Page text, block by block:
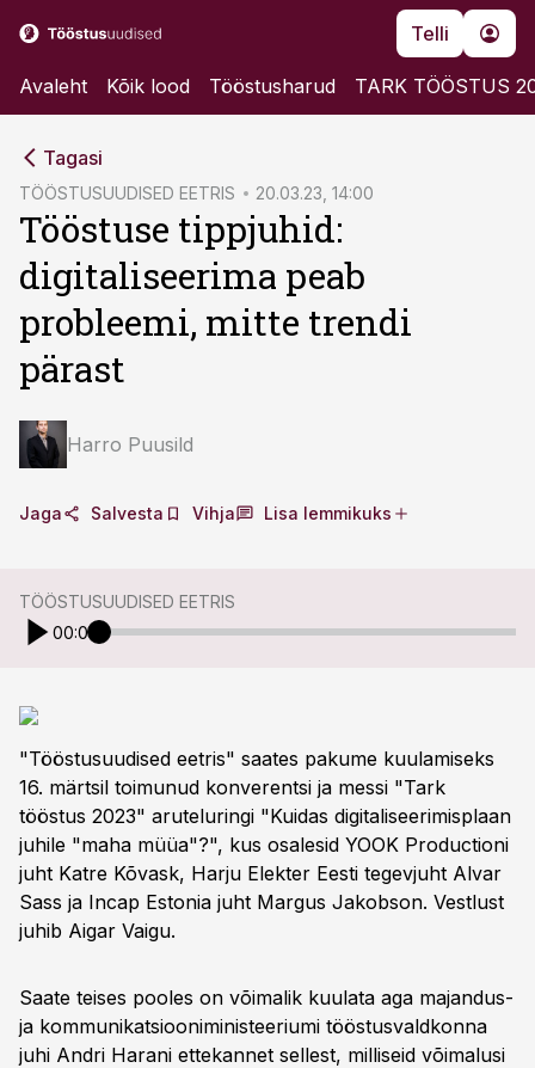
Telli
Avaleht Kõik lood Tööstusharud TARK TÖÖSTUS
Tagasi
TÖÖSTUSUUDISED EETRIS 20.03.23, 14:00
Tööstuse tippjuhid:
digitaliseerima peab
probleemi, mitte trendi
pärast
Harro Puusild
Jaga Salvesta Vihja Lisa lemmikuks
TÖÖSTUSUUDISED EETRIS
00:00
"Tööstusuudised eetris" saates pakume kuulamiseks
16. märtsil toimunud konverentsi ja messi "Tark
tööstus 2023" aruteluringi "Kuidas digitaliseerimisplaan
juhile "maha müüa"?", kus osalesid YOOK Productioni
juht Katre Kõvask, Harju Elekter Eesti tegevjuht Alvar
Sass ja Incap Estonia juht Margus Jakobson. Vestlust
juhib Aigar Vaigu.
Saate teises pooles on võimalik kuulata aga majandus-
ja kommunikatsiooniministeeriumi tööstusvaldkonna
juhi Andri Harani ettekannet sellest, milliseid võimalusi